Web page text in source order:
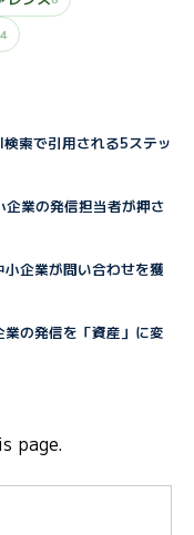
4
索で引用される5ステッ
業の発信担当者が押さ
企業が問い合わせを獲
の発信を「資産」に変
page.